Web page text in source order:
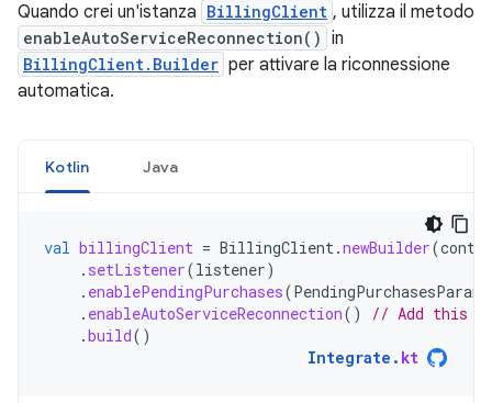
Quando crei un'istanza BillingClient , utilizza il metodo
enableAutoServiceReconnection() in
BillingClient.Builder per attivare la riconnessione
automatica.
Kotlin Java
val billingClient = BillingClient.newBuilder(
. setListener(listener)
. enablePendingPurchases(PendingPurchasesParams
. enableAutoServiceReconnection()
// Add this
.build()
Integrate . kt